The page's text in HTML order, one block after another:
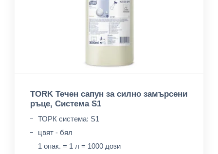
TORK Течен сапун за силно замърсени
ръце, Система S1
ТОРК система: S1
цвят - бял
1 опак. = 1 л = 1000 дози